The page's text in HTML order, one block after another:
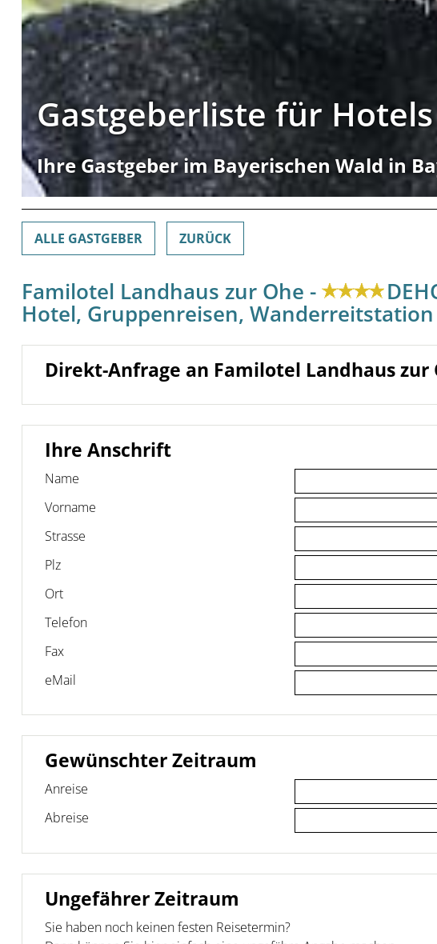
Gastgeberliste für
Ihre Gastgeber im Bayerischen Wald in
ALLE GASTGEBER ZURÜCK
Familotel Landhaus zur Ohe -
Hotel, Gruppenreisen,
Direkt-Anfrage an Familotel Landhaus zur
Ihre Anschrift
Name
Vorname
Strasse
Plz
Ort
Telefon
Fax
eMail
Gewünschter Zeitraum
Anreise
Abreise
Ungefährer Zeitraum
Sie haben noch keinen festen Reisetermin?